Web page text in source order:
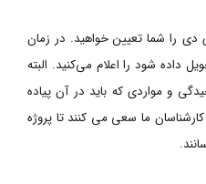
دی را شما تعیین خواهید. در زمان
داده شود را اعلام می‌کنید. البته
و مواردی که باید در آن پیاده
ما سعی می کنند تا پروژه